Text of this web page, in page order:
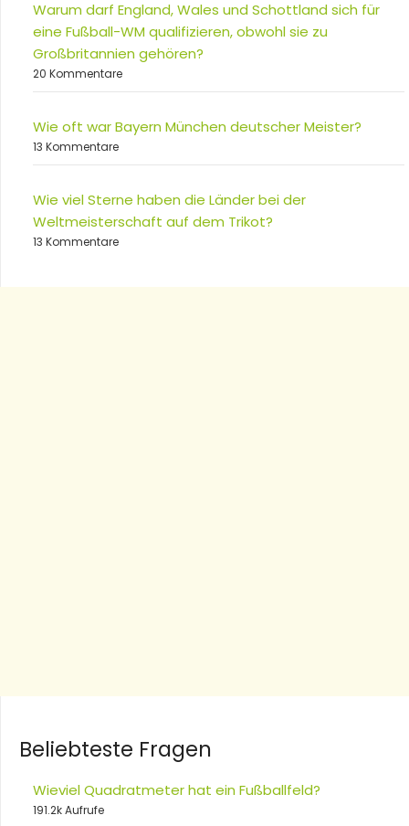
Warum darf England, Wales und Schottland sich für
eine Fußball-WM qualifizieren, obwohl sie zu
Großbritannien gehören?
20 Kommentare
Wie oft war Bayern München deutscher Meister?
13 Kommentare
Wie viel Sterne haben die Länder bei der
Weltmeisterschaft auf dem Trikot?
13 Kommentare
Beliebteste Fragen
Wieviel Quadratmeter hat ein Fußballfeld?
191.2k Aufrufe